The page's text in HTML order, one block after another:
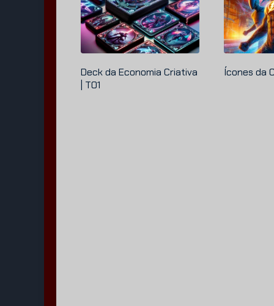
Deck da Economia Criativa
| T01
Ícones da